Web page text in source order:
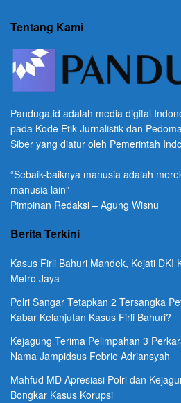
Tentang Kami
Panduga.id adalah media digital
pada Kode Etik Jurnalistik dan
Siber yang diatur oleh Pemerintah
“Sebaik-baiknya manusia adalah
manusia lain”
Pimpinan Redaksi – Agung Wisnu
Berita Terkini
Kasus Firli Bahuri Mandek, Kejati DKI
Metro Jaya
Polri Sangar Tetapkan 2 Tersangka
Kabar Kelanjutan Kasus Firli Bahuri?
Kejagung Terima Pelimpahan 3
Nama Jampidsus Febrie Adriansyah
Mahfud MD Apresiasi Polri dan
Bongkar Kasus Korupsi